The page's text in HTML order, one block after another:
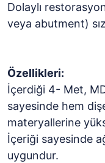
Dolaylı
veya abutment)
Özellikleri:
İçerdiği 4- Met,
sayesinde hem
materyallerine
İçeriği sayesinde
uygundur.